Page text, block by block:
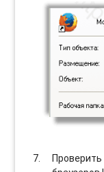
Проверить